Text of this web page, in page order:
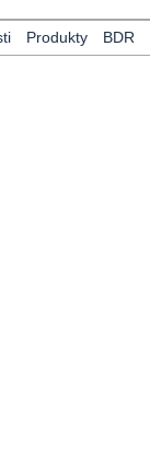
Produkty BDR